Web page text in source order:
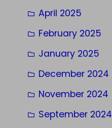
April 2025
February 2025
January 2025
December 2024
November 2024
September 2024